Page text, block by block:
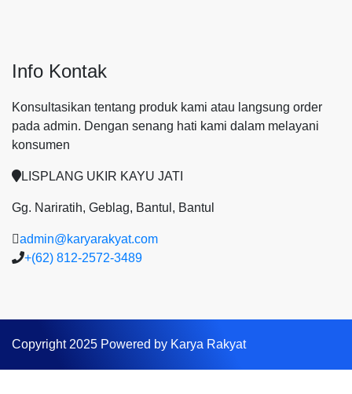
Info Kontak
Konsultasikan tentang produk kami atau langsung order
pada admin. Dengan senang hati kami dalam melayani
konsumen
LISPLANG UKIR KAYU JATI
Gg. Nariratih, Geblag, Bantul, Bantul
admin@karyarakyat.com
+(62) 812-2572-3489
Copyright 2025 Powered by Karya Rakyat